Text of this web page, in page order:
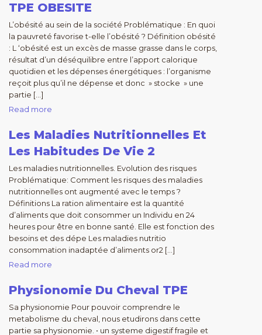
TPE OBESITE
L’obésité au sein de la société Problématique : En quoi
la pauvreté favorise t-elle l’obésité ? Définition obésité
: L ‘obésité est un excès de masse grasse dans le corps,
résultat d’un déséquilibre entre l’apport calorique
quotidien et les dépenses énergétiques : l’organisme
reçoit plus qu’il ne dépense et donc » stocke » une
partie […]
Read more
Les Maladies Nutritionnelles Et
Les Habitudes De Vie 2
Les maladies nutritionnelles. Evolution des risques
Problématique: Comment les risques des maladies
nutritionnelles ont augmenté avec le temps ?
Définitions La ration alimentaire est la quantité
d’aliments que doit consommer un Individu en 24
heures pour être en bonne santé. Elle est fonction des
besoins et des dépe Les maladies nutritio
consommation inadaptée d’aliments or2 […]
Read more
Physionomie Du Cheval TPE
Sa physionomie Pour pouvoir comprendre le
metabolisme du cheval, nous etudirons dans cette
partie sa physionomie. • un systeme digestif fragile et